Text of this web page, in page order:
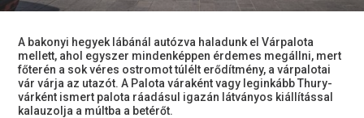
A bakonyi hegyek lábánál autózva haladunk el Várpalota
mellett, ahol egyszer mindenképpen érdemes megállni, mert
főterén a sok véres ostromot túlélt erődítmény, a várpalotai
vár várja az utazót. A Palota váraként vagy leginkább Thury-
várként ismert palota ráadásul igazán látványos kiállítással
kalauzolja a múltba a betérőt.